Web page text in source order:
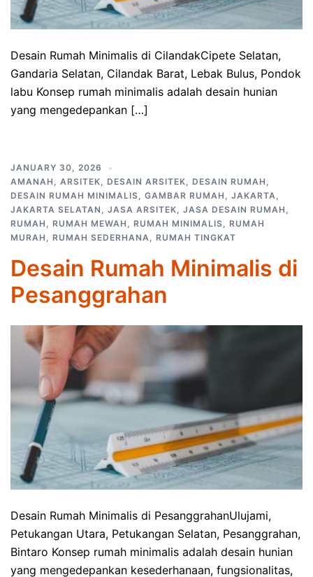
Desain Rumah Minimalis di CilandakCipete Selatan,
Gandaria Selatan, Cilandak Barat, Lebak Bulus, Pondok
labu Konsep rumah minimalis adalah desain hunian
yang mengedepankan […]
JANUARY 30, 2026
AMANAH , ARSITEK, DESAIN ARSITEK, DESAIN RUMAH ,
DESAIN RUMAH MINIMALIS, GAMBAR RUMAH , JAKARTA,
JAKARTA SELATAN , JASA ARSITEK, JASA DESAIN RUMAH ,
RUMAH , RUMAH MEWAH , RUMAH MINIMALIS, RUMAH
MURAH , RUMAH SEDERHANA, RUMAH TINGKAT
Desain Rumah Minimalis di
Pesanggrahan
Desain Rumah Minimalis di PesanggrahanUlujami,
Petukangan Utara, Petukangan Selatan, Pesanggrahan,
Bintaro Konsep rumah minimalis adalah desain hunian
yang mengedepankan kesederhanaan, fungsionalitas,